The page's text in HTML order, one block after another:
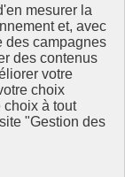
mesurer la
et, avec
des campagnes
des contenus
votre
choix
choix à tout
"Gestion des
principal :